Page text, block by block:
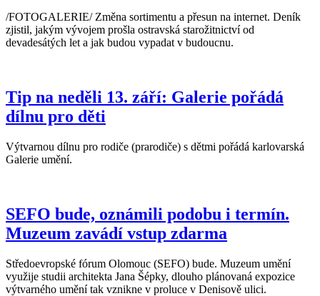
/FOTOGALERIE/ Změna sortimentu a přesun na internet. Deník
zjistil, jakým vývojem prošla ostravská starožitnictví od
devadesátých let a jak budou vypadat v budoucnu.
Tip na neděli 13. září: Galerie pořádá
dílnu pro děti
Výtvarnou dílnu pro rodiče (prarodiče) s dětmi pořádá karlovarská
Galerie umění.
SEFO bude, oznámili podobu i termín.
Muzeum zavádí vstup zdarma
Středoevropské fórum Olomouc (SEFO) bude. Muzeum umění
využije studii architekta Jana Šépky, dlouho plánovaná expozice
výtvarného umění tak vznikne v proluce v Denisově ulici.